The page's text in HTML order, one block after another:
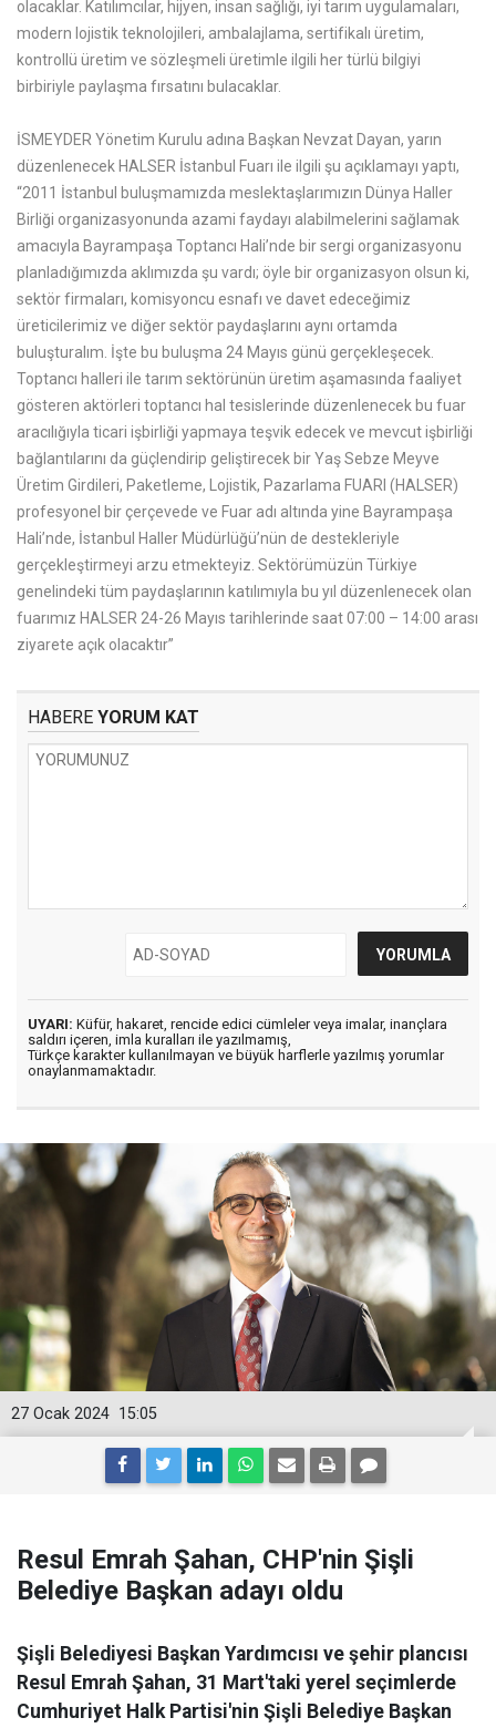
olacaklar. Katılımcılar, hijyen, insan sağlığı, iyi tarım uygulamaları,
modern lojistik teknolojileri, ambalajlama, sertifikalı üretim,
kontrollü üretim ve sözleşmeli üretimle ilgili her türlü bilgiyi
birbiriyle paylaşma fırsatını bulacaklar.
İSMEYDER Yönetim Kurulu adına Başkan Nevzat Dayan, yarın
düzenlenecek HALSER İstanbul Fuarı ile ilgili şu açıklamayı yaptı,
“2011 İstanbul buluşmamızda meslektaşlarımızın Dünya Haller
Birliği organizasyonunda azami faydayı alabilmelerini sağlamak
amacıyla Bayrampaşa Toptancı Hali’nde bir sergi organizasyonu
planladığımızda aklımızda şu vardı; öyle bir organizasyon olsun ki,
sektör firmaları, komisyoncu esnafı ve davet edeceğimiz
üreticilerimiz ve diğer sektör paydaşlarını aynı ortamda
buluşturalım. İşte bu buluşma 24 Mayıs günü gerçekleşecek.
Toptancı halleri ile tarım sektörünün üretim aşamasında faaliyet
gösteren aktörleri toptancı hal tesislerinde düzenlenecek bu fuar
aracılığıyla ticari işbirliği yapmaya teşvik edecek ve mevcut işbirliği
bağlantılarını da güçlendirip geliştirecek bir Yaş Sebze Meyve
Üretim Girdileri, Paketleme, Lojistik, Pazarlama FUARI (HALSER)
profesyonel bir çerçevede ve Fuar adı altında yine Bayrampaşa
Hali’nde, İstanbul Haller Müdürlüğü’nün de destekleriyle
gerçekleştirmeyi arzu etmekteyiz. Sektörümüzün Türkiye
genelindeki tüm paydaşlarının katılımıyla bu yıl düzenlenecek olan
fuarımız HALSER 24-26 Mayıs tarihlerinde saat 07:00 – 14:00 arası
ziyarete açık olacaktır”
HABERE YORUM KAT
UYARI: Küfür, hakaret, rencide edici cümleler veya imalar, inançlara
saldırı içeren, imla kuralları ile yazılmamış,
Türkçe karakter kullanılmayan ve büyük harflerle yazılmış yorumlar
onaylanmamaktadır.
15:05
27 Ocak 2024
Resul Emrah Şahan, CHP'nin Şişli
Belediye Başkan adayı oldu
Şişli Belediyesi Başkan Yardımcısı ve şehir plancısı
Resul Emrah Şahan, 31 Mart'taki yerel seçimlerde
Cumhuriyet Halk Partisi'nin Şişli Belediye Başkan